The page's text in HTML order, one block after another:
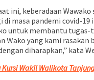
ini, keberadaan Wawako
masa pandemi covid-19
untuk membantu tugas-
Wako yang kami rasakan
diharapkan,” kata
Kursi Wakil Walikota